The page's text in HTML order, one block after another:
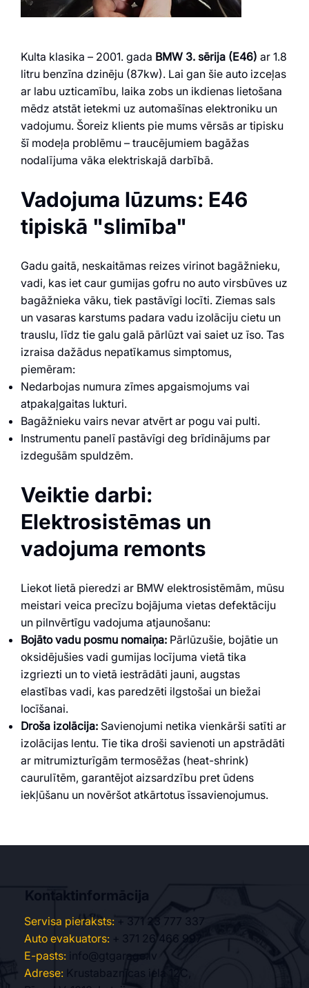
Kulta klasika – 2001. gada BMW 3. sērija (E46) ar 1.8
litru benzīna dzinēju (87kw). Lai gan šie auto izceļas
ar labu uzticamību, laika zobs un ikdienas lietošana
mēdz atstāt ietekmi uz automašīnas elektroniku un
vadojumu. Šoreiz klients pie mums vērsās ar tipisku
šī modeļa problēmu – traucējumiem bagāžas
nodalījuma vāka elektriskajā darbībā.
Vadojuma lūzums: E46
tipiskā "slimība"
Gadu gaitā, neskaitāmas reizes virinot bagāžnieku,
vadi, kas iet caur gumijas gofru no auto virsbūves uz
bagāžnieka vāku, tiek pastāvīgi locīti. Ziemas sals
un vasaras karstums padara vadu izolāciju cietu un
trauslu, līdz tie galu galā pārlūzt vai saiet uz īso. Tas
izraisa dažādus nepatīkamus simptomus,
piemēram:
Nedarbojas numura zīmes apgaismojums vai
atpakaļgaitas lukturi.
Bagāžnieku vairs nevar atvērt ar pogu vai pulti.
Instrumentu panelī pastāvīgi deg brīdinājums par
izdegušām spuldzēm.
Veiktie darbi:
Elektrosistēmas un
vadojuma remonts
Liekot lietā pieredzi ar BMW elektrosistēmām, mūsu
meistari veica precīzu bojājuma vietas defektāciju
un pilnvērtīgu vadojuma atjaunošanu:
Bojāto vadu posmu nomaiņa: Pārlūzušie, bojātie un
oksidējušies vadi gumijas locījuma vietā tika
izgriezti un to vietā iestrādāti jauni, augstas
elastības vadi, kas paredzēti ilgstošai un biežai
locīšanai.
Droša izolācija: Savienojumi netika vienkārši satīti ar
izolācijas lentu. Tie tika droši savienoti un apstrādāti
ar mitrumizturīgām termosēžas (heat-shrink)
caurulītēm, garantējot aizsardzību pret ūdens
iekļūšanu un novēršot atkārtotus īssavienojumus.
Kontaktinformācija
Servisa pieraksts: + 371 23 777 337
Auto evakuators: + 371 26 466 997
E-pasts: info@gtgarage.lv
Adrese: Krustabaznīcas iela 12C,